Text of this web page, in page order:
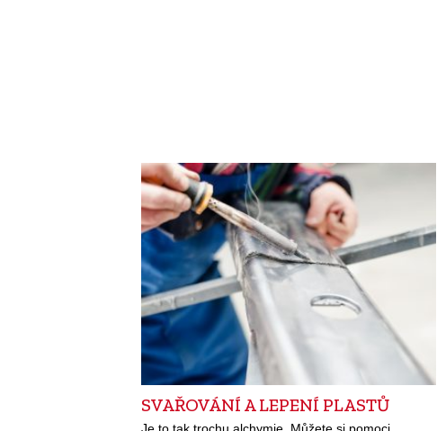
SVAŘOVÁNÍ A LEPENÍ PLASTŮ
Je to tak trochu alchymie. Můžete si pomoci